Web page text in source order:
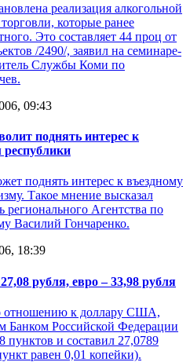
реализация алкогольной
которые ранее
Это составляет 44 проц от
/2490/, заявил на семинаре-
Службы Коми по
09:43
поднять интерес к
поднять интерес к въездному
Такое мнение высказал
Агентства по
Василий Гончаренко.
18:39
рубля, евро – 33,98 рубля
отношению к доллару США,
Банком Российской Федерации
пунктов и составил 27,0789
равен 0,01 копейки).